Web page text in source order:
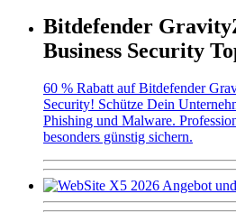
Bitdefender
Business Security
60 % Rabatt auf Bitdefender
Security! Schütze Dein
Phishing und Malware.
besonders günstig sichern.